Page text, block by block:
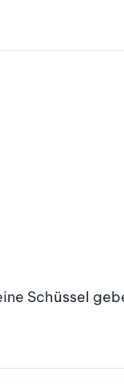
Schüssel